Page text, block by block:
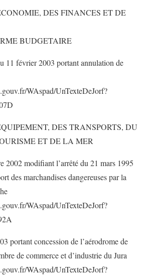
DES FINANCES ET DE
BUDGETAIRE
11 février 2003 portant annulation de
WAspad/UnTexteDeJorf?
DES TRANSPORTS, DU
ET DE LA MER
2002 modifiant l’arrêté du 21 mars 1995
des marchandises dangereuses par la
WAspad/UnTexteDeJorf?
portant concession de l’aérodrome de
de commerce et d’industrie du Jura
WAspad/UnTexteDeJorf?